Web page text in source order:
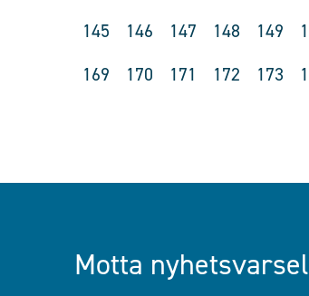
145
146 147 148 149
169
170 171 172 173
Motta nyhetsvarsel